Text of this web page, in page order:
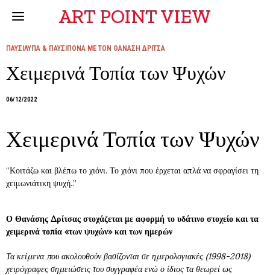
ART POINT VIEW
ΠΑΥΣΙΛΥΠΑ & ΠΑΥΣΙΠΟΝΑ ΜΕ ΤΟΝ ΘΑΝΑΣΗ ΔΡΙΤΣΑ
Χειμερινά Τοπία των Ψυχών
06/12/2022
Χειμερινά Τοπία των Ψυχών
“Κοιτάζω και βλέπω το χιόνι. Το χιόνι που έρχεται απλά να σφραγίσει τη
χειμωνιάτικη ψυχή..”
Ο Θανάσης Δρίτσας στοχάζεται με αφορμή το υδάτινο στοχείο και τα
χειμερινά τοπία «των ψυχών» και των ημερών
Τα κείμενα που ακολουθούν βασίζονται σε ημερολογιακές (1998-2018)
χειρόγραφες σημειώσεις του συγγραφέα ενώ ο ίδιος τα θεωρεί ως